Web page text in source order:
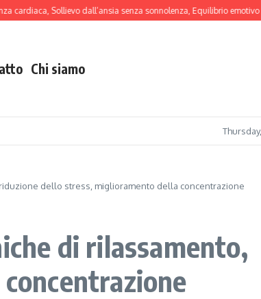
Sollievo dall’ansia senza sonnolenza, Equilibrio emotivo
Chi siamo
dello stress, miglioramento della concentrazione
di rilassamento,